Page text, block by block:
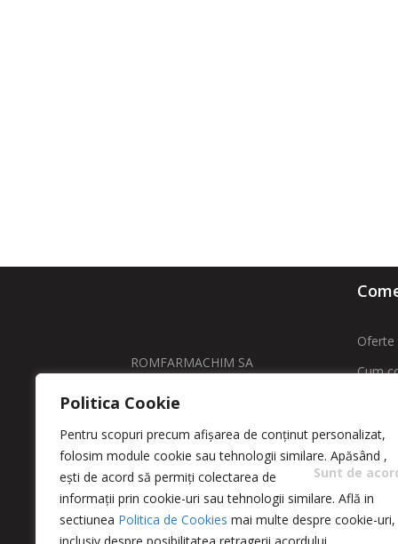
Politica Cookie
Pentru scopuri precum afișarea de conținut personalizat,
folosim module cookie sau tehnologii similare. Apăsând
Sunt de
,
ești de acord să permiți colectarea de
informații prin cookie-uri sau tehnologii similare. Află in
sectiunea Politica de Cookies mai multe despre cookie-uri,
ROMFARMACHIM SA
Adresa: Str. Intrarea Costache
comenzi@greencosmetic.ro
0213166480 / 0213162760
Oferte
Cum
ANPC
ANPC